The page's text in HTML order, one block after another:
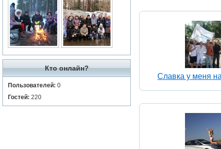
Кто онлайн?
Пользователей: 0
Гостей: 220
Славка у меня